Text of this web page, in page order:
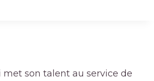
son talent au service de